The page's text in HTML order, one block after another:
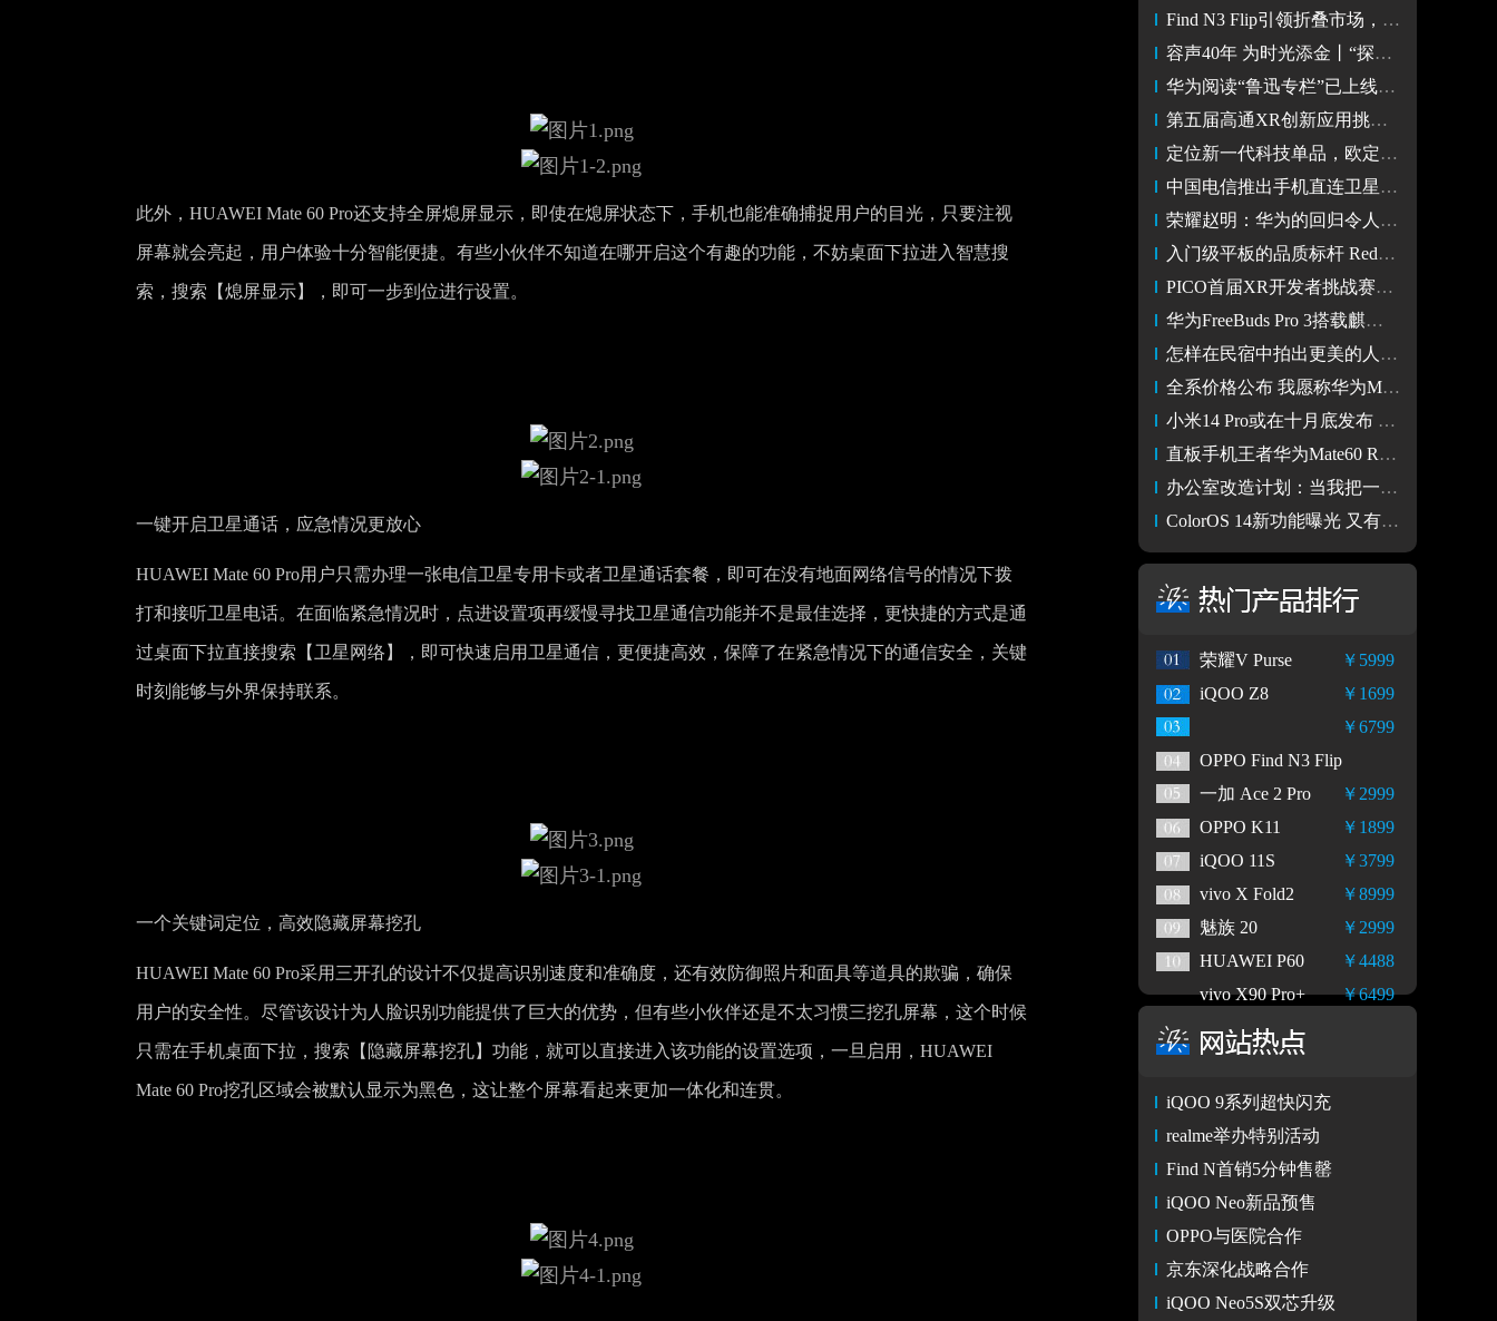
此外，HUAWEI Mate 60 Pro还支持全屏熄屏显示，即使在熄屏状态下，手机也能准确捕捉用户的目光，只要注视
屏幕就会亮起，用户体验十分智能便捷。有些小伙伴不知道在哪开启这个有趣的功能，不妨桌面下拉进入智慧搜
索，搜索【熄屏显示】，即可一步到位进行设置。
一键开启卫星通话，应急情况更放心
HUAWEI Mate 60 Pro用户只需办理一张电信卫星专用卡或者卫星通话套餐，即可在没有地面网络信号的情况下拨
打和接听卫星电话。在面临紧急情况时，点进设置项再缓慢寻找卫星通信功能并不是最佳选择，更快捷的方式是通
过桌面下拉直接搜索【卫星网络】，即可快速启用卫星通信，更便捷高效，保障了在紧急情况下的通信安全，关键
时刻能够与外界保持联系。
一个关键词定位，高效隐藏屏幕挖孔
HUAWEI Mate 60 Pro采用三开孔的设计不仅提高识别速度和准确度，还有效防御照片和面具等道具的欺骗，确保
用户的安全性。尽管该设计为人脸识别功能提供了巨大的优势，但有些小伙伴还是不太习惯三挖孔屏幕，这个时候
只需在手机桌面下拉，搜索【隐藏屏幕挖孔】功能，就可以直接进入该功能的设置选项，一旦启用，HUAWEI
Mate 60 Pro挖孔区域会被默认显示为黑色，这让整个屏幕看起来更加一体化和连贯。
Find N3 Flip引领折叠市场，OPPO国内小折叠市场占比稳居第一
容声40年 为时光添金丨“探享鲜活人间”美食巡展，惊艳长沙！
华为阅读“鲁迅专栏”已上线，读国内名家作品就上华为阅读
第五届高通XR创新应用挑战赛落幕，雷鸟创新自研游戏获金奖！
定位新一代科技单品，欧定衬衫的差异化“出圈”之路
中国电信推出手机直连卫星业务 助华为Mate60系列开启通话新时代
荣耀赵明：华为的回归令人兴奋 荣耀愿与强大对手竞争
入门级平板的品质标杆 Redmi Pad SE使用体验
PICO首届XR开发者挑战赛正式启动 助推行业迈入“VR+MR”新阶段
华为FreeBuds Pro 3搭载麒麟A2芯片，官方售价1499元
怎样在民宿中拍出更美的人像大片？当然是首选EOS R青春专微
全系价格公布 我愿称华为Mate60 RS 非凡大师是高端手机天花板
小米14 Pro或在十月底发布 将支持f/1.4超大可变光圈
直板手机王者华为Mate60 RS 非凡大师发布，售价11999元起
办公室改造计划：当我把一台98寸手机搬进新办公室
ColorOS 14新功能曝光 又有厂商登岛了？
￥5999
荣耀V Purse
￥1699
iQOO Z8
￥6799
OPPO Find N3 Flip
￥2999
一加 Ace 2 Pro
￥1899
OPPO K11
￥3799
iQOO 11S
￥8999
vivo X Fold2
￥2999
魅族 20
￥4488
HUAWEI P60
￥6499
vivo X90 Pro+
iQOO 9系列超快闪充
realme举办特别活动
Find N首销5分钟售罄
iQOO Neo新品预售
OPPO与医院合作
京东深化战略合作
iQOO Neo5S双芯升级